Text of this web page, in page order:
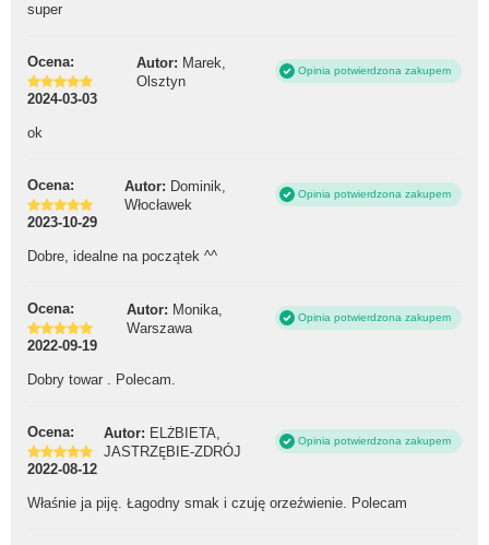
super
Ocena: Autor: Marek,
Olsztyn
Opinia potwierdzona zakupem
2024-03-03
ok
Ocena: Autor: Dominik,
Włocławek
Opinia potwierdzona zakupem
2023-10-29
Dobre, idealne na początek ^^
Ocena: Autor: Monika,
Warszawa
Opinia potwierdzona zakupem
2022-09-19
Dobry towar . Polecam.
Ocena: Autor: ELŻBIETA,
JASTRZĘBIE-ZDRÓJ
Opinia potwierdzona zakupem
2022-08-12
Właśnie ja piję. Łagodny smak i czuję orzeźwienie. Polecam